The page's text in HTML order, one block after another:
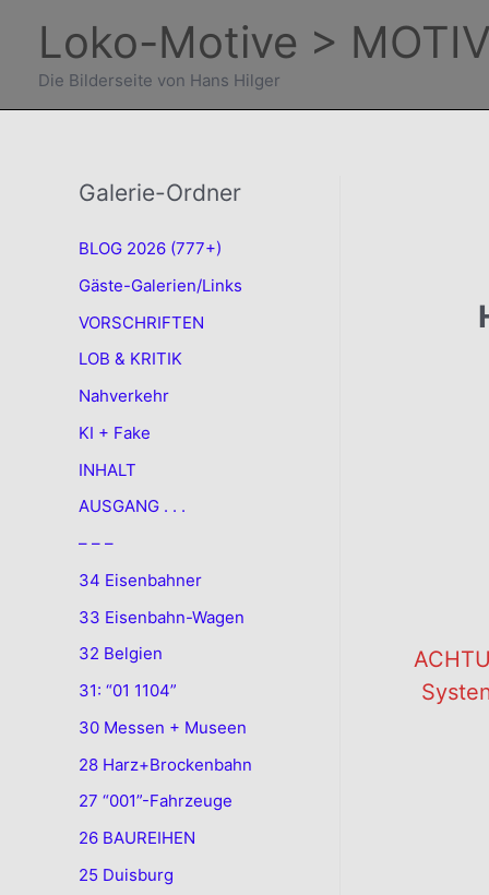
springen
Loko-Motive >
Die Bilderseite von Hans Hilger
Galerie-Ordner
BLOG 2026 (777+)
Gäste-Galerien/Links
VORSCHRIFTEN
LOB & KRITIK
Nahverkehr
KI + Fake
INHALT
AUSGANG . . .
– – –
34 Eisenbahner
33 Eisenbahn-Wagen
32 Belgien
31: “01 1104”
30 Messen + Museen
28 Harz+Brockenbahn
27 “001”-Fahrzeuge
26 BAUREIHEN
25 Duisburg